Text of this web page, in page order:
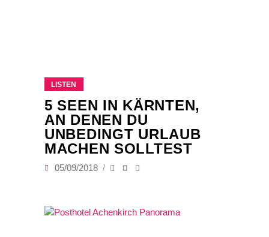
LISTEN
5 SEEN IN KÄRNTEN,
AN DENEN DU
UNBEDINGT URLAUB
MACHEN SOLLTEST
05/09/2018